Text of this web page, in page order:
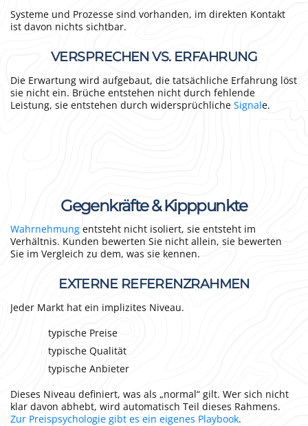
Systeme und Prozesse sind vorhanden, im direkten Kontakt
ist davon nichts sichtbar.
VERSPRECHEN VS. ERFAHRUNG
Die Erwartung wird aufgebaut, die tatsächliche Erfahrung löst
sie nicht ein. Brüche entstehen nicht durch fehlende
Leistung, sie entstehen durch widersprüchliche Signale.
Gegenkräfte & Kipppunkte
Wahrnehmung entsteht nicht isoliert, sie entsteht im
Verhältnis. Kunden bewerten Sie nicht allein, sie bewerten
Sie im Vergleich zu dem, was sie kennen.
EXTERNE REFERENZRAHMEN
Jeder Markt hat ein implizites Niveau.
typische Preise
typische Qualität
typische Anbieter
Dieses Niveau definiert, was als „normal“ gilt. Wer sich nicht
klar davon abhebt, wird automatisch Teil dieses Rahmens.
Zur Preispsychologie gibt es ein eigenes Playbook.